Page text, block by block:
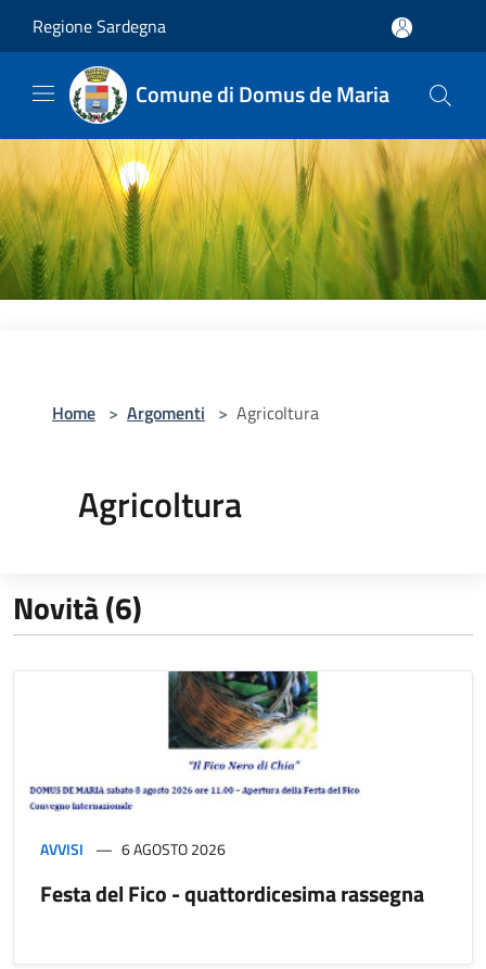
Regione Sardegna
Comune di Domus de Maria
Home > Argomenti > Agricoltura
Agricoltura
Novità (6)
AVVISI 6 AGOSTO 2026
Festa del Fico - quattordicesima rassegna